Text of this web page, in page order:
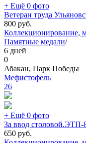
+ Ещё 0 фото
Ветеран труда
800 руб.
Коллекционирование,
Памятные медали/
6 дней
0
Абакан, Парк Победы
Мефистофель
26
+ Ещё 0 фото
За ввод столовой.ЭТП-
650 руб.